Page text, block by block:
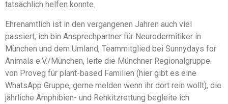
tatsächlich helfen konnte.
Ehrenamtlich ist in den vergangenen Jahren auch viel
passiert, ich bin Ansprechpartner für Neurodermitiker in
München und dem Umland, Teammitglied bei Sunnydays for
Animals e.V./München, leite die Münchner Regionalgruppe
von Proveg für plant-based Familien (hier gibt es eine
WhatsApp Gruppe, gerne melden wenn ihr dort rein wollt), die
jährliche Amphibien- und Rehkitzrettung begleite ich